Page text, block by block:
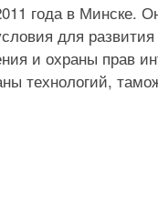
года в Минске.
для
и охраны прав
технологий,